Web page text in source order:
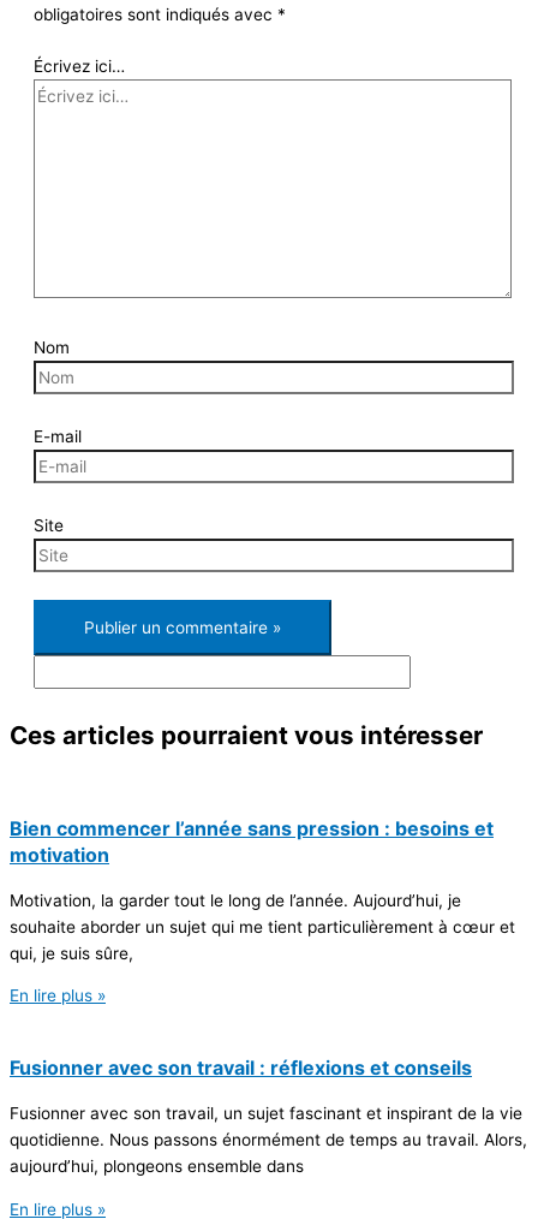
obligatoires sont indiqués avec *
Écrivez ici…
Nom
E-mail
Site
Ces articles pourraient vous intéresser
Bien commencer l’année sans pression : besoins et
motivation
Motivation, la garder tout le long de l’année. Aujourd’hui, je
souhaite aborder un sujet qui me tient particulièrement à cœur et
qui, je suis sûre,
En lire plus »
Fusionner avec son travail : réflexions et conseils
Fusionner avec son travail, un sujet fascinant et inspirant de la vie
quotidienne. Nous passons énormément de temps au travail. Alors,
aujourd’hui, plongeons ensemble dans
En lire plus »